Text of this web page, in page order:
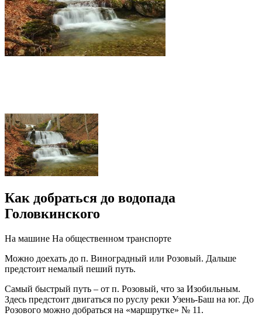
Как добраться до водопада
Головкинского
На машине На общественном транспорте
Можно доехать до п. Виноградный или Розовый. Дальше
предстоит немалый пеший путь.
Самый быстрый путь – от п. Розовый, что за Изобильным.
Здесь предстоит двигаться по руслу реки Узень-Баш на юг. До
Розового можно добраться на «маршрутке» № 11.